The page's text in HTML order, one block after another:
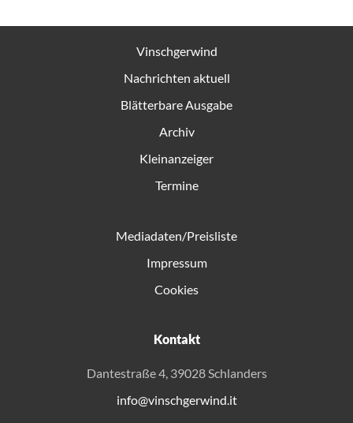
Vinschgerwind
Nachrichten aktuell
Blätterbare Ausgabe
Archiv
Kleinanzeiger
Termine
Mediadaten/Preisliste
Impressum
Cookies
Kontakt
Dantestraße 4, 39028 Schlanders
info@vinschgerwind.it